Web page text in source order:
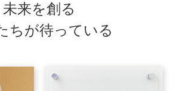
未来を創る
ちが待っている